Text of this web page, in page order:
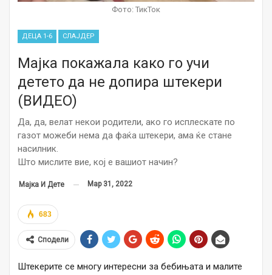
Фото: ТикТок
ДЕЦА 1-6 СЛАЈДЕР
Мајка покажала како го учи
детето да не допира штекери
(ВИДЕО)
Да, да, велат некои родители, ако го исплескате по
газот можеби нема да фаќа штекери, ама ќе стане
насилник.
Што мислите вие, кој е вашиот начин?
Мајка И Дете Мар 31, 2022
683
Сподели
Штекерите се многу интересни за бебињата и малите